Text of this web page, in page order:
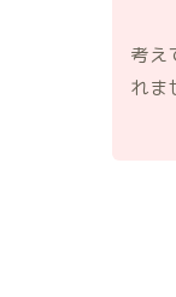
考え
れま